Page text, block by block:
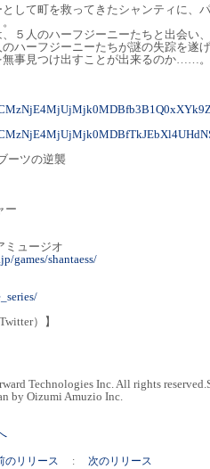
して町を救ってきたシャンティに、
５人のハーフジーニーたちと出会い
ハーフジーニーたちが謎の失踪を遂
事見つけ出すことが出来るのか……。
ツの逆襲
ー
ュージオ
games/shantaess/
）】
Technologies Inc. All rights
by Oizumi Amuzio Inc.
のリリース : 次のリリース